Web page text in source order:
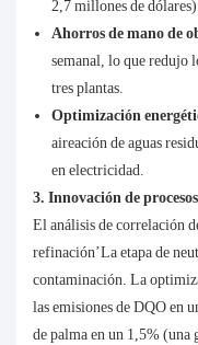
2,7 millones de
Ahorros de mano de
semanal, lo que redujo
tres plantas.
Optimización
aireación de aguas
en electricidad.
3. Innovación de procesos
El análisis de correlación
refinación’La etapa de
contaminación. La
las emisiones de DQO en
de palma en un 1,5% (una